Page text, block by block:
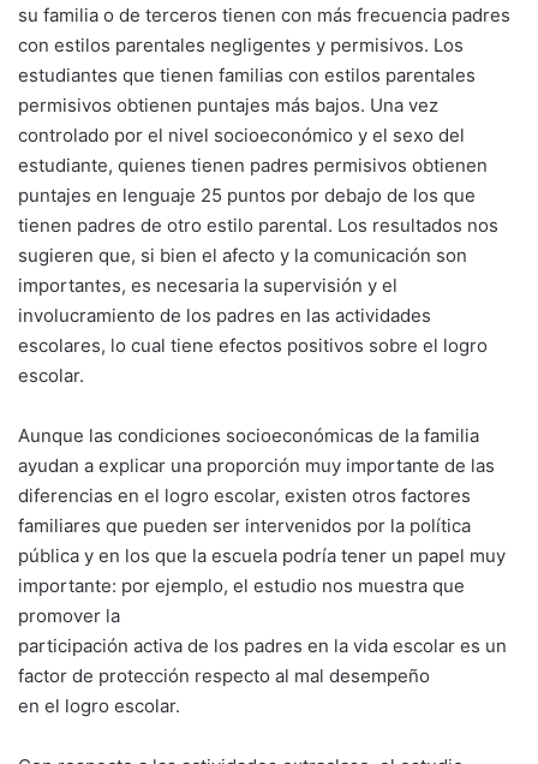
su familia o de terceros tienen con más frecuencia padres
con estilos parentales negligentes y permisivos. Los
estudiantes que tienen familias con estilos parentales
permisivos obtienen puntajes más bajos. Una vez
controlado por el nivel socioeconómico y el sexo del
estudiante, quienes tienen padres permisivos obtienen
puntajes en lenguaje 25 puntos por debajo de los que
tienen padres de otro estilo parental. Los resultados nos
sugieren que, si bien el afecto y la comunicación son
importantes, es necesaria la supervisión y el
involucramiento de los padres en las actividades
escolares, lo cual tiene efectos positivos sobre el logro
escolar.
Aunque las condiciones socioeconómicas de la familia
ayudan a explicar una proporción muy importante de las
diferencias en el logro escolar, existen otros factores
familiares que pueden ser intervenidos por la política
pública y en los que la escuela podría tener un papel muy
importante: por ejemplo, el estudio nos muestra que
promover la
participación activa de los padres en la vida escolar es un
factor de protección respecto al mal desempeño
en el logro escolar.